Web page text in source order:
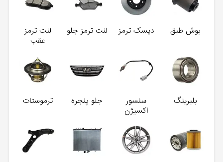
بوش طبق دیسک ترمز لنت ترمز جلو
لنت ترمز
عقب
بلبرینگ
سنسور
اکسیژن
جلو پنجره ترموستات